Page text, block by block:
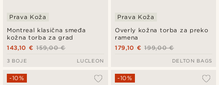
Montreal klasična smeđa
kožna torba za grad
Prava Koža
159,00 €
143,10 €
3 BOJE LUCLEON
Overly kožna torba za preko
ramena
Prava Koža
199,00 €
179,10 €
DELTON BAGS
-10% -10%